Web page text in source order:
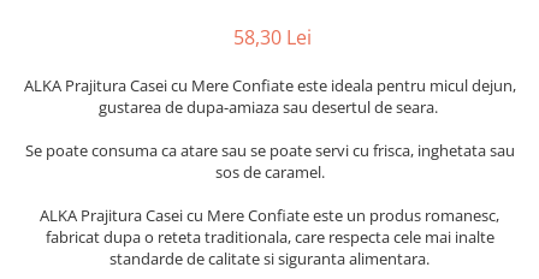
58,30 Lei
ALKA Prajitura Casei cu Mere Confiate este ideala pentru micul dejun,
gustarea de dupa-amiaza sau desertul de seara.
Se poate consuma ca atare sau se poate servi cu frisca, inghetata sau
sos de caramel.
ALKA Prajitura Casei cu Mere Confiate este un produs romanesc,
fabricat dupa o reteta traditionala, care respecta cele mai inalte
standarde de calitate si siguranta alimentara.